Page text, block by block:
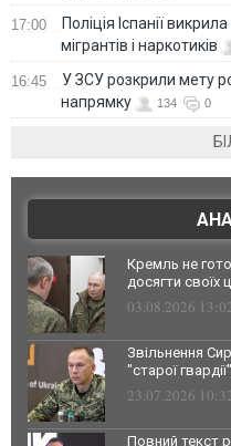
17:00
Поліція Іспанії
мігрантів і наркотиків
16:45
У ЗСУ розкрили мету
напрямку
134 0
Кремль не
досягти своїх
03.08.2026
Звільнення
"старої
23.07.2026
Повний текст